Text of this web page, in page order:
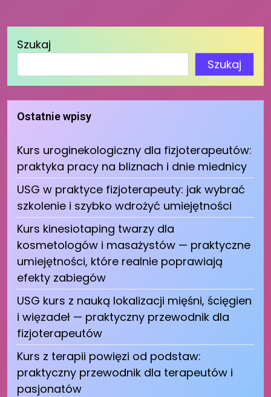
Szukaj
Szukaj
Ostatnie wpisy
Kurs uroginekologiczny dla fizjoterapeutów:
praktyka pracy na bliznach i dnie miednicy
USG w praktyce fizjoterapeuty: jak wybrać
szkolenie i szybko wdrożyć umiejętności
Kurs kinesiotaping twarzy dla
kosmetologów i masażystów — praktyczne
umiejętności, które realnie poprawiają
efekty zabiegów
USG kurs z nauką lokalizacji mięśni, ścięgien
i więzadeł — praktyczny przewodnik dla
fizjoterapeutów
Kurs z terapii powięzi od podstaw:
praktyczny przewodnik dla terapeutów i
pasjonatów